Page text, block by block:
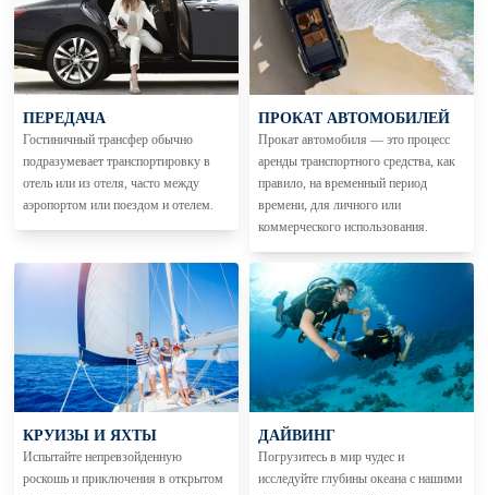
ПЕРЕДАЧА
Гостиничный трансфер обычно
подразумевает транспортировку в
отель или из отеля, часто между
аэропортом или поездом и отелем.
ПРОКАТ АВТОМОБИЛЕЙ
Прокат автомобиля — это процесс
аренды транспортного средства, как
правило, на временный период
времени, для личного или
коммерческого использования.
КРУИЗЫ И ЯХТЫ
Испытайте непревзойденную
роскошь и приключения в открытом
ДАЙВИНГ
Погрузитесь в мир чудес и
исследуйте глубины океана с нашими